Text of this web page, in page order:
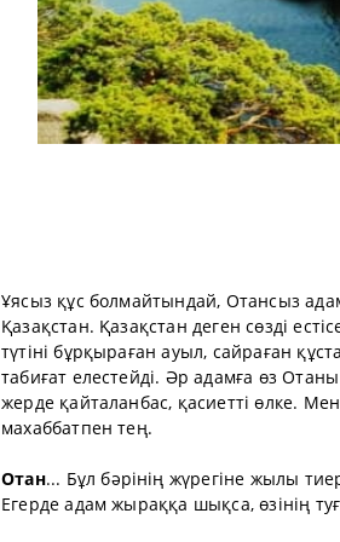
Ұясыз құс болмайтындай, Отансыз
Қазақстан. Қазақстан деген сөзді
түтіні бұрқыраған ауыл, сайраған
табиғат елестейді. Әр адамға өз
жерде қайталанбас, қасиетті өлке.
махаббатпен тең.
Отан... Бұл бәрінің жүрегіне жылы
Егерде адам жыраққа шықса, өзінің